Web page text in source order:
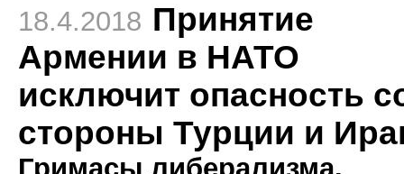
18.4.2018 Принятие
Армении в НАТО
исключит опасность
стороны Турции и
Гримасы либерализма.